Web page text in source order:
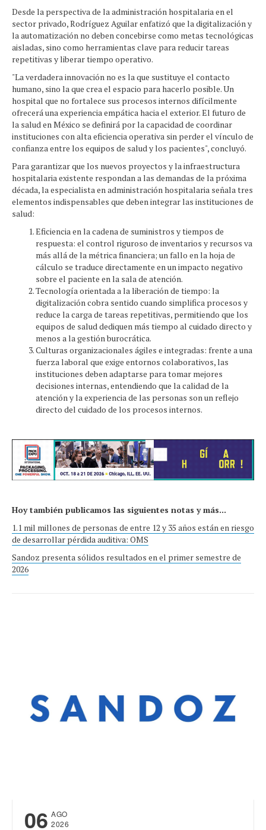
Desde la perspectiva de la administración hospitalaria en el
sector privado, Rodríguez Aguilar enfatizó que la digitalización y
la automatización no deben concebirse como metas tecnológicas
aisladas, sino como herramientas clave para reducir tareas
repetitivas y liberar tiempo operativo.
"La verdadera innovación no es la que sustituye el contacto
humano, sino la que crea el espacio para hacerlo posible. Un
hospital que no fortalece sus procesos internos difícilmente
ofrecerá una experiencia empática hacia el exterior. El futuro de
la salud en México se definirá por la capacidad de coordinar
instituciones con alta eficiencia operativa sin perder el vínculo de
confianza entre los equipos de salud y los pacientes", concluyó.
Para garantizar que los nuevos proyectos y la infraestructura
hospitalaria existente respondan a las demandas de la próxima
década, la especialista en administración hospitalaria señala tres
elementos indispensables que deben integrar las instituciones de
salud:
Eficiencia en la cadena de suministros y tiempos de
respuesta: el control riguroso de inventarios y recursos va
más allá de la métrica financiera; un fallo en la hoja de
cálculo se traduce directamente en un impacto negativo
sobre el paciente en la sala de atención.
Tecnología orientada a la liberación de tiempo: la
digitalización cobra sentido cuando simplifica procesos y
reduce la carga de tareas repetitivas, permitiendo que los
equipos de salud dediquen más tiempo al cuidado directo y
menos a la gestión burocrática.
Culturas organizacionales ágiles e integradas: frente a una
fuerza laboral que exige entornos colaborativos, las
instituciones deben adaptarse para tomar mejores
decisiones internas, entendiendo que la calidad de la
atención y la experiencia de las personas son un reflejo
directo del cuidado de los procesos internos.
Hoy también publicamos las siguientes notas y más...
1.1 mil millones de personas de entre 12 y 35 años están en riesgo
de desarrollar pérdida auditiva: OMS
Sandoz presenta sólidos resultados en el primer semestre de
2026
06 AGO
2026